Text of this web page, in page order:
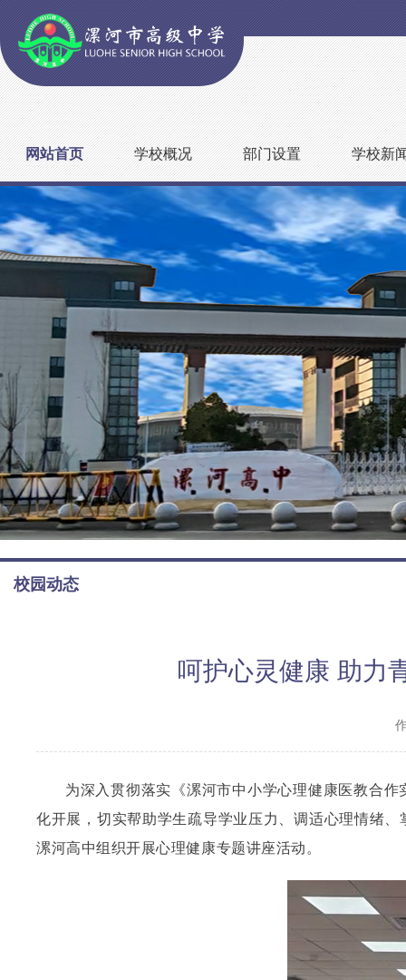
网站首页 学校概况 部门设置 学校新
校园动态
呵护心灵健康 助力
为深入贯彻落实《漯河市中小学心理健康医教合
化开展，切实帮助学生疏导学业压力、调适心理情绪
漯河高中组织开展心理健康专题讲座活动。